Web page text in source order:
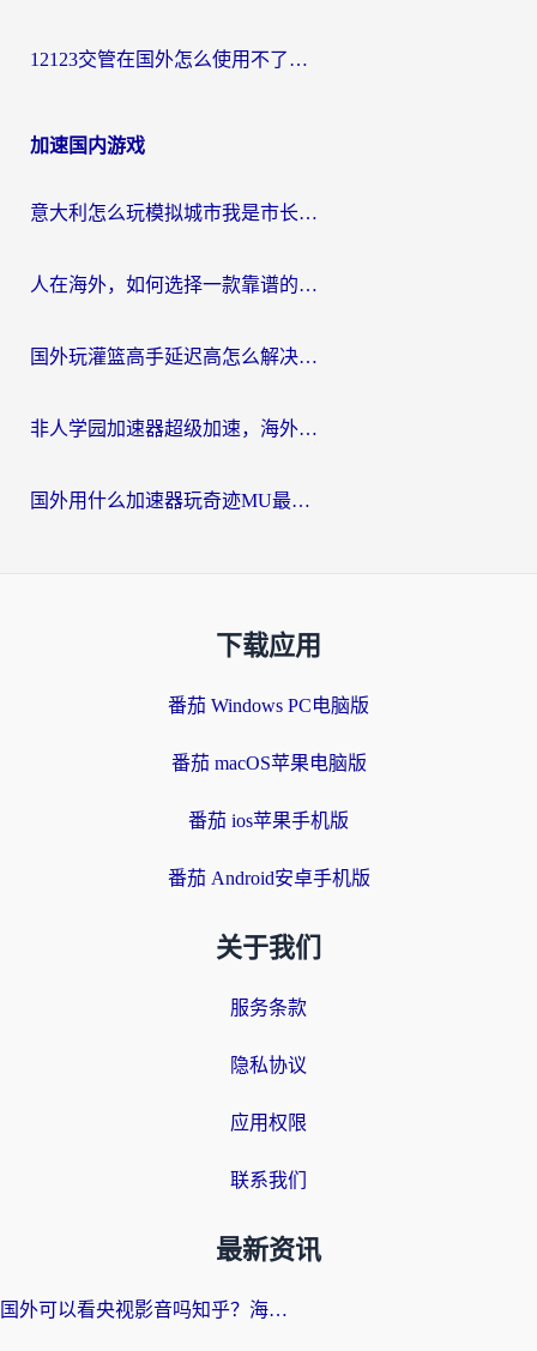
12123交管在国外怎么使用不了？海外华人必看的无缝访问国内资源指南
加速国内游戏
意大利怎么玩模拟城市我是市长？海外党国服游戏加速终极攻略（附三国3量子特攻解决办法）
人在海外，如何选择一款靠谱的玩剑灵2加速器？
国外玩灌篮高手延迟高怎么解决？海外玩家国服游戏加速终极指南
非人学园加速器超级加速，海外玩家重返国服的通行证
国外用什么加速器玩奇迹MU最好？2026海外玩家国服游戏加速全攻略
下载应用
番茄 Windows PC电脑版
番茄 macOS苹果电脑版
番茄 ios苹果手机版
番茄 Android安卓手机版
关于我们
服务条款
隐私协议
应用权限
联系我们
最新资讯
国外可以看央视影音吗知乎？海外党亲测有效的回国加速方案